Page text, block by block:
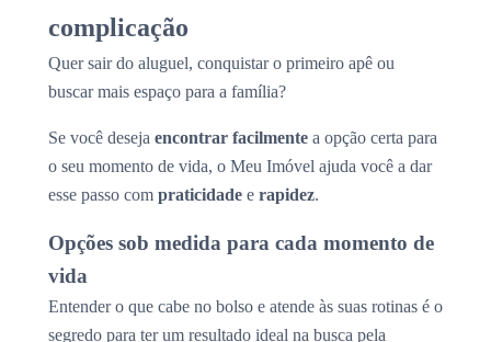
complicação
Quer sair do aluguel, conquistar o primeiro apê ou
buscar mais espaço para a família?
Se você deseja encontrar facilmente a opção certa para
o seu momento de vida, o Meu Imóvel ajuda você a dar
esse passo com praticidade e rapidez.
Opções sob medida para cada momento de
vida
Entender o que cabe no bolso e atende às suas rotinas é o
segredo para ter um resultado ideal na busca pela